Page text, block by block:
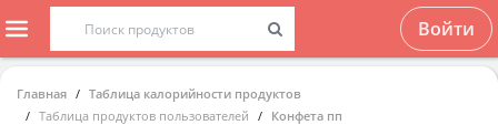
Войти
Главная
Таблица калорийности продуктов
Таблица продуктов пользователей
Конфета пп